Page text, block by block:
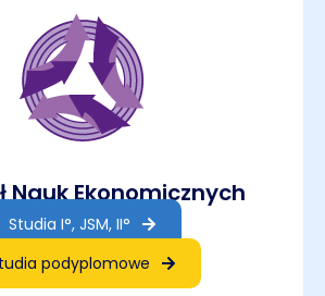
Nauk Ekonomicznych
Studia I°, JSM, II°
podyplomowe